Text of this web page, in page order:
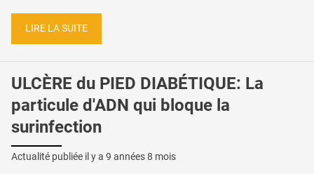
LIRE LA SUITE
ULCÈRE du PIED DIABÉTIQUE: La
particule d'ADN qui bloque la
surinfection
Actualité publiée il y a 9 années 8 mois